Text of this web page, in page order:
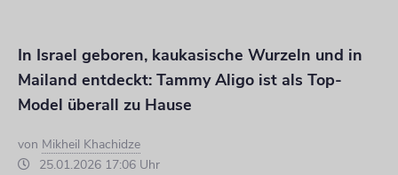
In Israel geboren, kaukasische Wurzeln und in
Mailand entdeckt: Tammy Aligo ist als Top-
Model überall zu Hause
von Mikheil Khachidze
25.01.2026 17:06 Uhr